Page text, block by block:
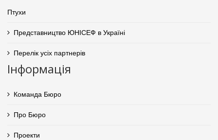
Птухи
Представництво ЮНІСЕФ в Україні
Перелік усіх партнерів
Інформація
Команда Бюро
Про Бюро
Проекти